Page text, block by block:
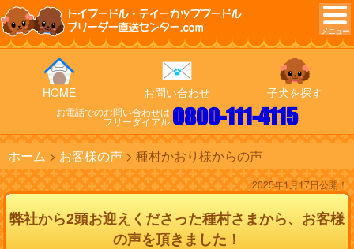
トイプードル・ティーカッププードル
ブリーダー直送センター.com
HOME お問い合わせ 子犬を探す
お電話でのお問い合わせは
フリーダイアル 0800-111-4115
ホーム お客様の声 種村かおり様からの声
2025年1月17日公開！
弊社から2頭お迎えくださった種村さまから、お客様
の声を頂きました！